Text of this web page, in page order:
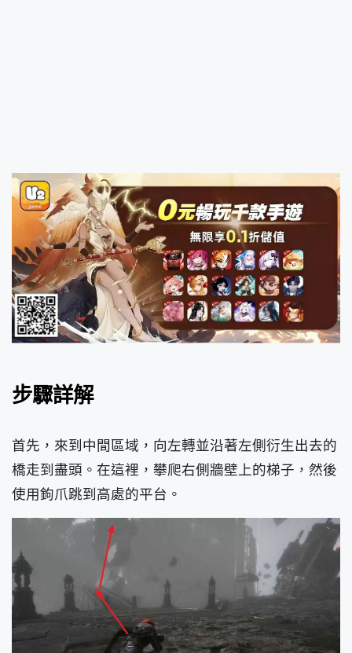
步驟詳解
首先，來到中間區域，向左轉並沿著左側衍生出去的
橋走到盡頭。在這裡，攀爬右側牆壁上的梯子，然後
使用鉤爪跳到高處的平台。